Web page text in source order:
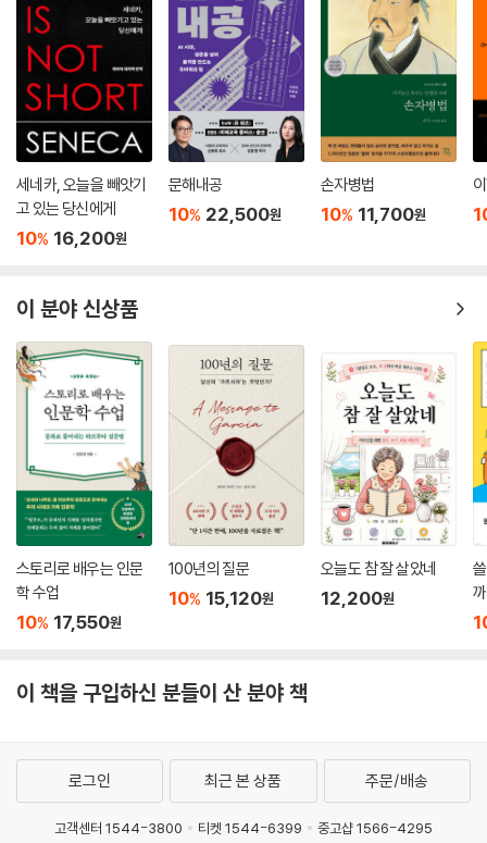
세네카, 오늘을 빼앗기
고 있는 당신에게
10% 16,200원
문해내공
10% 22,500원
손자병법
10% 11,700원
이 분야 신상품
스토리로 배우는 인문
학 수업
10% 17,550원
100년의 질문
10% 15,120원
오늘도 참 잘 살았네
12,200원
이 책을 구입하신 분들이 산 분야 책
로그인 최근 본 상품 주문/배송
고객센터 1544-3800 티켓 1544-6399
중고샵 1566-4295